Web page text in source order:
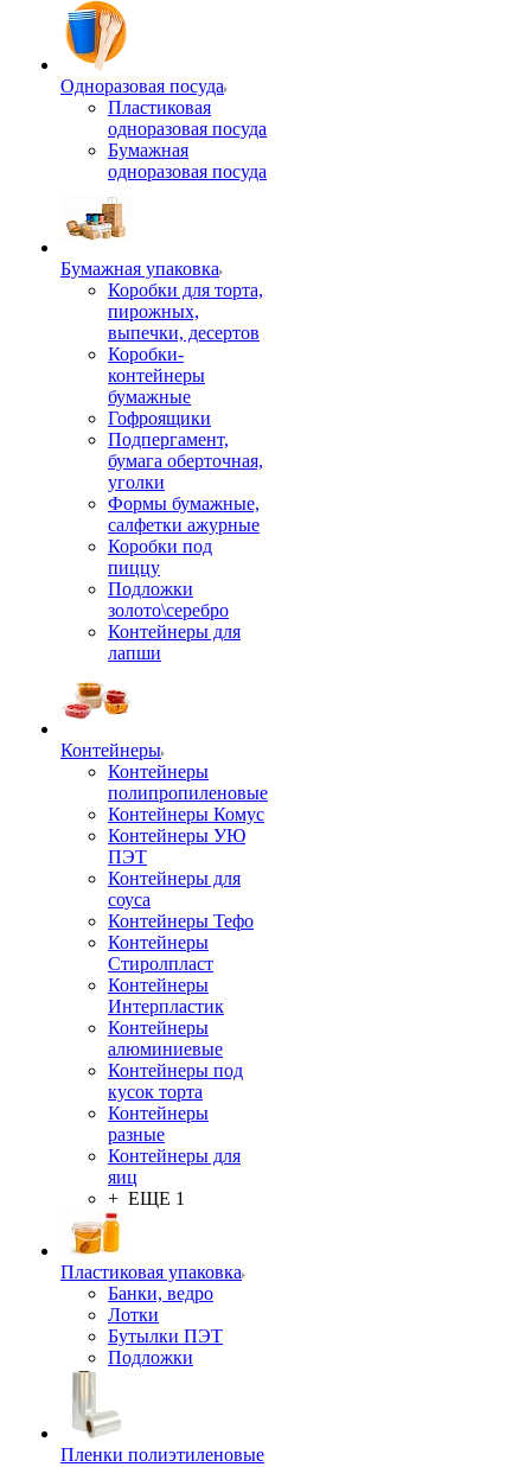
Одноразовая посуда
Пластиковая
одноразовая посуда
Бумажная
одноразовая посуда
Бумажная упаковка
Коробки для торта,
пирожных,
выпечки, десертов
Коробки-
контейнеры
бумажные
Гофроящики
Подпергамент,
бумага оберточная,
уголки
Формы бумажные,
салфетки ажурные
Коробки под
пиццу
Подложки
золото\серебро
Контейнеры для
лапши
Контейнеры
Контейнеры
полипропиленовые
Контейнеры Комус
Контейнеры УЮ
ПЭТ
Контейнеры для
соуса
Контейнеры Тефо
Контейнеры
Стиролпласт
Контейнеры
Интерпластик
Контейнеры
алюминиевые
Контейнеры под
кусок торта
Контейнеры
разные
Контейнеры для
яиц
+ ЕЩЕ 1
Пластиковая упаковка
Банки, ведро
Лотки
Бутылки ПЭТ
Подложки
Пленки полиэтиленовые